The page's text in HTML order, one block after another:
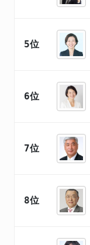
5位
6位
7位
8位